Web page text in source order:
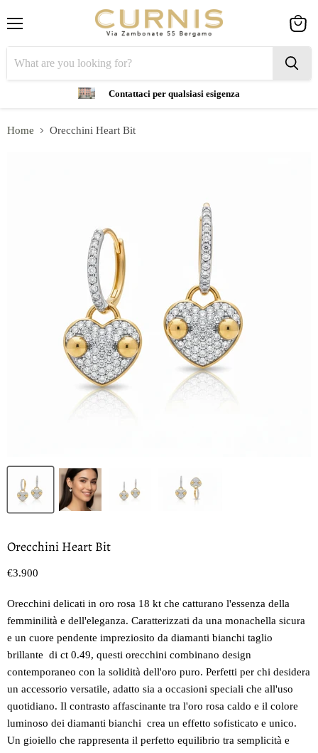
Contattaci per qualsiasi esigenza
cart
Home Orecchini Heart Bit
Orecchini Heart Bit
Prezzo oggi
€3.900
Orecchini delicati in oro rosa 18 kt che catturano l'essenza della
femminilità e dell'eleganza. Caratterizzati da una monachella sicura
e un cuore pendente impreziosito da diamanti bianchi taglio
brillante di ct 0.49, questi orecchini combinano design
contemporaneo con la solidità dell'oro puro. Perfetti per chi desidera
un accessorio versatile, adatto sia a occasioni speciali che all'uso
quotidiano. Il contrasto affascinante tra l'oro rosa caldo e il colore
luminoso dei diamanti bianchi crea un effetto sofisticato e unico.
Un gioiello che rappresenta il perfetto equilibrio tra semplicità e